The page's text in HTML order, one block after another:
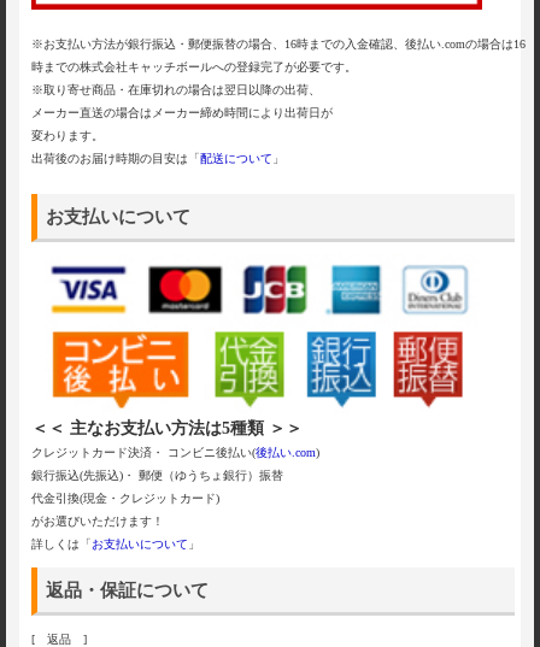
※お支払い方法が銀行振込・郵便振替の場合、16時までの入金確認、後払い.comの場合は16
時までの株式会社キャッチボールへの登録完了が必要です。
※取り寄せ商品・在庫切れの場合は翌日以降の出荷、
メーカー直送の場合はメーカー締め時間により出荷日が
変わります。
出荷後のお届け時期の目安は「配送について 」
お支払いについて
＜＜ 主なお支払い方法は5種類 ＞＞
クレジットカード決済・ コンビニ後払い(後払い.com)
銀行振込(先振込)・ 郵便（ゆうちょ銀行）振替
代金引換(現金・クレジットカード)
がお選びいただけます！
詳しくは「お支払いについて 」
返品・保証について
[ 返品 ]